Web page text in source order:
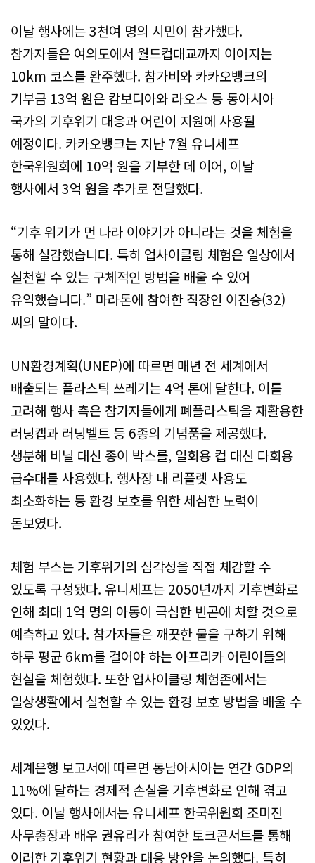
이날 행사에는 3천여 명의 시민이 참가했다.
참가자들은 여의도에서 월드컵대교까지 이어지는
10km 코스를 완주했다. 참가비와 카카오뱅크의
기부금 13억 원은 캄보디아와 라오스 등 동아시아
국가의 기후위기 대응과 어린이 지원에 사용될
예정이다. 카카오뱅크는 지난 7월 유니세프
한국위원회에 10억 원을 기부한 데 이어, 이날
행사에서 3억 원을 추가로 전달했다.
“기후 위기가 먼 나라 이야기가 아니라는 것을 체험을
통해 실감했습니다. 특히 업사이클링 체험은 일상에서
실천할 수 있는 구체적인 방법을 배울 수 있어
유익했습니다.” 마라톤에 참여한 직장인 이진승(32)
씨의 말이다.
UN환경계획(UNEP)에 따르면 매년 전 세계에서
배출되는 플라스틱 쓰레기는 4억 톤에 달한다. 이를
고려해 행사 측은 참가자들에게 폐플라스틱을 재활용한
러닝캡과 러닝벨트 등 6종의 기념품을 제공했다.
생분해 비닐 대신 종이 박스를, 일회용 컵 대신 다회용
급수대를 사용했다. 행사장 내 리플렛 사용도
최소화하는 등 환경 보호를 위한 세심한 노력이
돋보였다.
체험 부스는 기후위기의 심각성을 직접 체감할 수
있도록 구성됐다. 유니세프는 2050년까지 기후변화로
인해 최대 1억 명의 아동이 극심한 빈곤에 처할 것으로
예측하고 있다. 참가자들은 깨끗한 물을 구하기 위해
하루 평균 6km를 걸어야 하는 아프리카 어린이들의
현실을 체험했다. 또한 업사이클링 체험존에서는
일상생활에서 실천할 수 있는 환경 보호 방법을 배울 수
있었다.
세계은행 보고서에 따르면 동남아시아는 연간 GDP의
11%에 달하는 경제적 손실을 기후변화로 인해 겪고
있다. 이날 행사에서는 유니세프 한국위원회 조미진
사무총장과 배우 권유리가 참여한 토크콘서트를 통해
이러한 기후위기 현황과 대응 방안을 논의했다. 특히